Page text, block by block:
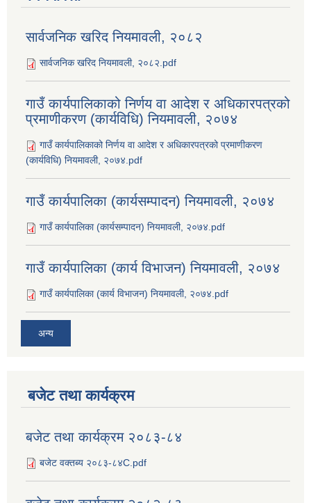
सार्वजनिक खरिद नियमावली, २०८२
सार्वजनिक खरिद नियमावली, २०८२.pdf
गाउँ कार्यपालिकाको निर्णय वा आदेश र अधिकारपत्रको
प्रमाणीकरण (कार्यविधि) नियमावली, २०७४
गाउँ कार्यपालिकाको निर्णय वा आदेश र अधिकारपत्रको प्रमाणीकरण
(कार्यविधि) नियमावली, २०७४.pdf
गाउँ कार्यपालिका (कार्यसम्पादन) नियमावली, २०७४
गाउँ कार्यपालिका (कार्यसम्पादन) नियमावली, २०७४.pdf
गाउँ कार्यपालिका (कार्य विभाजन) नियमावली, २०७४
गाउँ कार्यपालिका (कार्य विभाजन) नियमावली, २०७४.pdf
अन्य
बजेट तथा कार्यक्रम
बजेट तथा कार्यक्रम २०८३-८४
बजेट वक्तब्य २०८३-८४C.pdf